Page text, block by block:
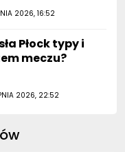
2026, 16:52
Płock typy i
meczu?
2026, 22:52